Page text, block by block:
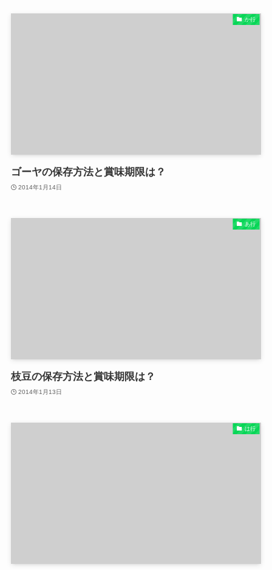
か行
ゴーヤの保存方法と賞味期限は？
2014年1月14日
あ行
枝豆の保存方法と賞味期限は？
2014年1月13日
は行